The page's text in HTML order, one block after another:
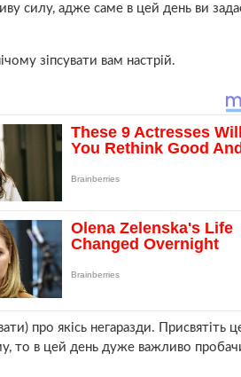
силу, адже саме в цей день ви
зіпсувати вам настрій.
про якісь негаразди. Присвятіть
то в цей день дуже важливо